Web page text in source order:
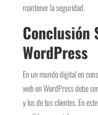
mantener la seguridad.
Conclusión
WordPress
En un mundo digital en
web en WordPress debe
y los de tus clientes. En